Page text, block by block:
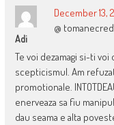
Adi
December 13,
@
Te voi dezamagi si-ti
scepticismul. Am
promotionale.
enerveaza sa fiu
dau seama e alta